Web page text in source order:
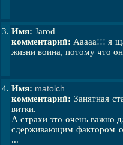
3. Имя: Jarod
комментарий: Ааааа!!! я
жизни воина, потому что он
4. Имя: matolch
комментарий: Занятная
витки.
А страхи это очень важно
сдерживающим фактором
...